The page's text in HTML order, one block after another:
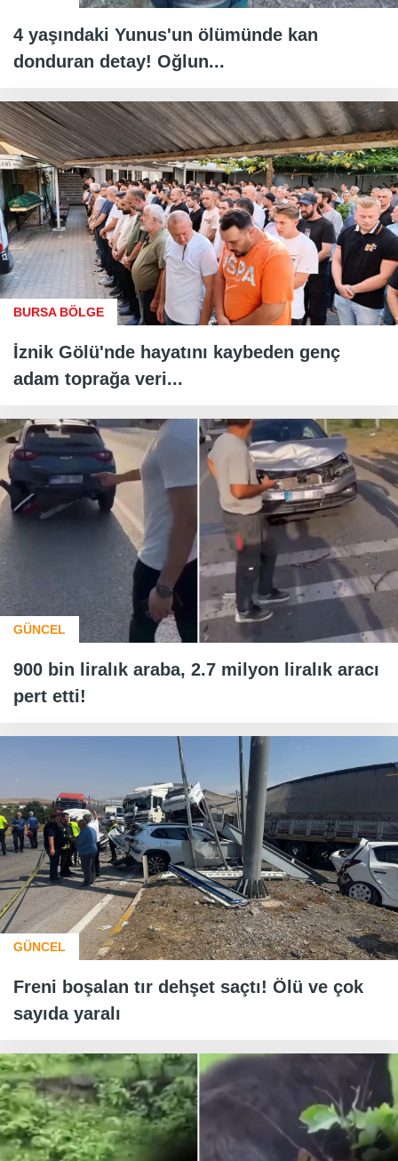
4 yaşındaki Yunus'un ölümünde kan
donduran detay! Oğlun...
BURSA BÖLGE
İznik Gölü'nde hayatını kaybeden genç
adam toprağa veri...
GÜNCEL
900 bin liralık araba, 2.7 milyon liralık aracı
pert etti!
GÜNCEL
Freni boşalan tır dehşet saçtı! Ölü ve çok
sayıda yaralı